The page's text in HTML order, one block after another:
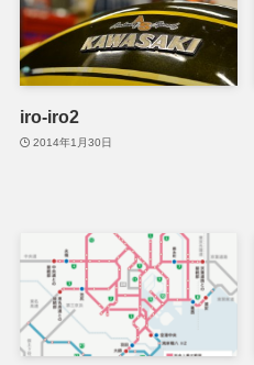
iro-iro2
2014年1月30日